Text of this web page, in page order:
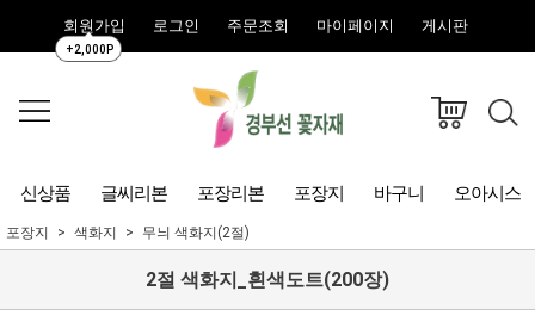
회원가입
+2,000P
로그인 주문조회 마이페이지 게시판
신상품 글씨리본 포장리본 포장지 바구니 오아시스
포장지 색화지 무늬 색화지(2절)
2절 색화지_흰색도트(200장)